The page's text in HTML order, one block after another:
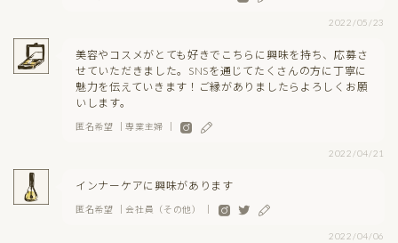
2022/05/23
美容やコスメがとても好きでこちらに興味を持ち、応募さ
せていただきました。SNSを通じてたくさんの方に丁寧に
魅力を伝えていきます！ご縁がありましたらよろしくお願
いします。
匿名希望 ｜専業主婦 ｜
2022/04/21
インナーケアに興味があります
匿名希望 ｜会社員（その他） ｜
2022/04/06